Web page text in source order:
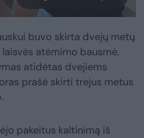
buvo skirta dvejų metų
atėmimo bausmė,
atidėtas dvejiems
prašė skirti trejus metus
pakeitus kaltinimą iš